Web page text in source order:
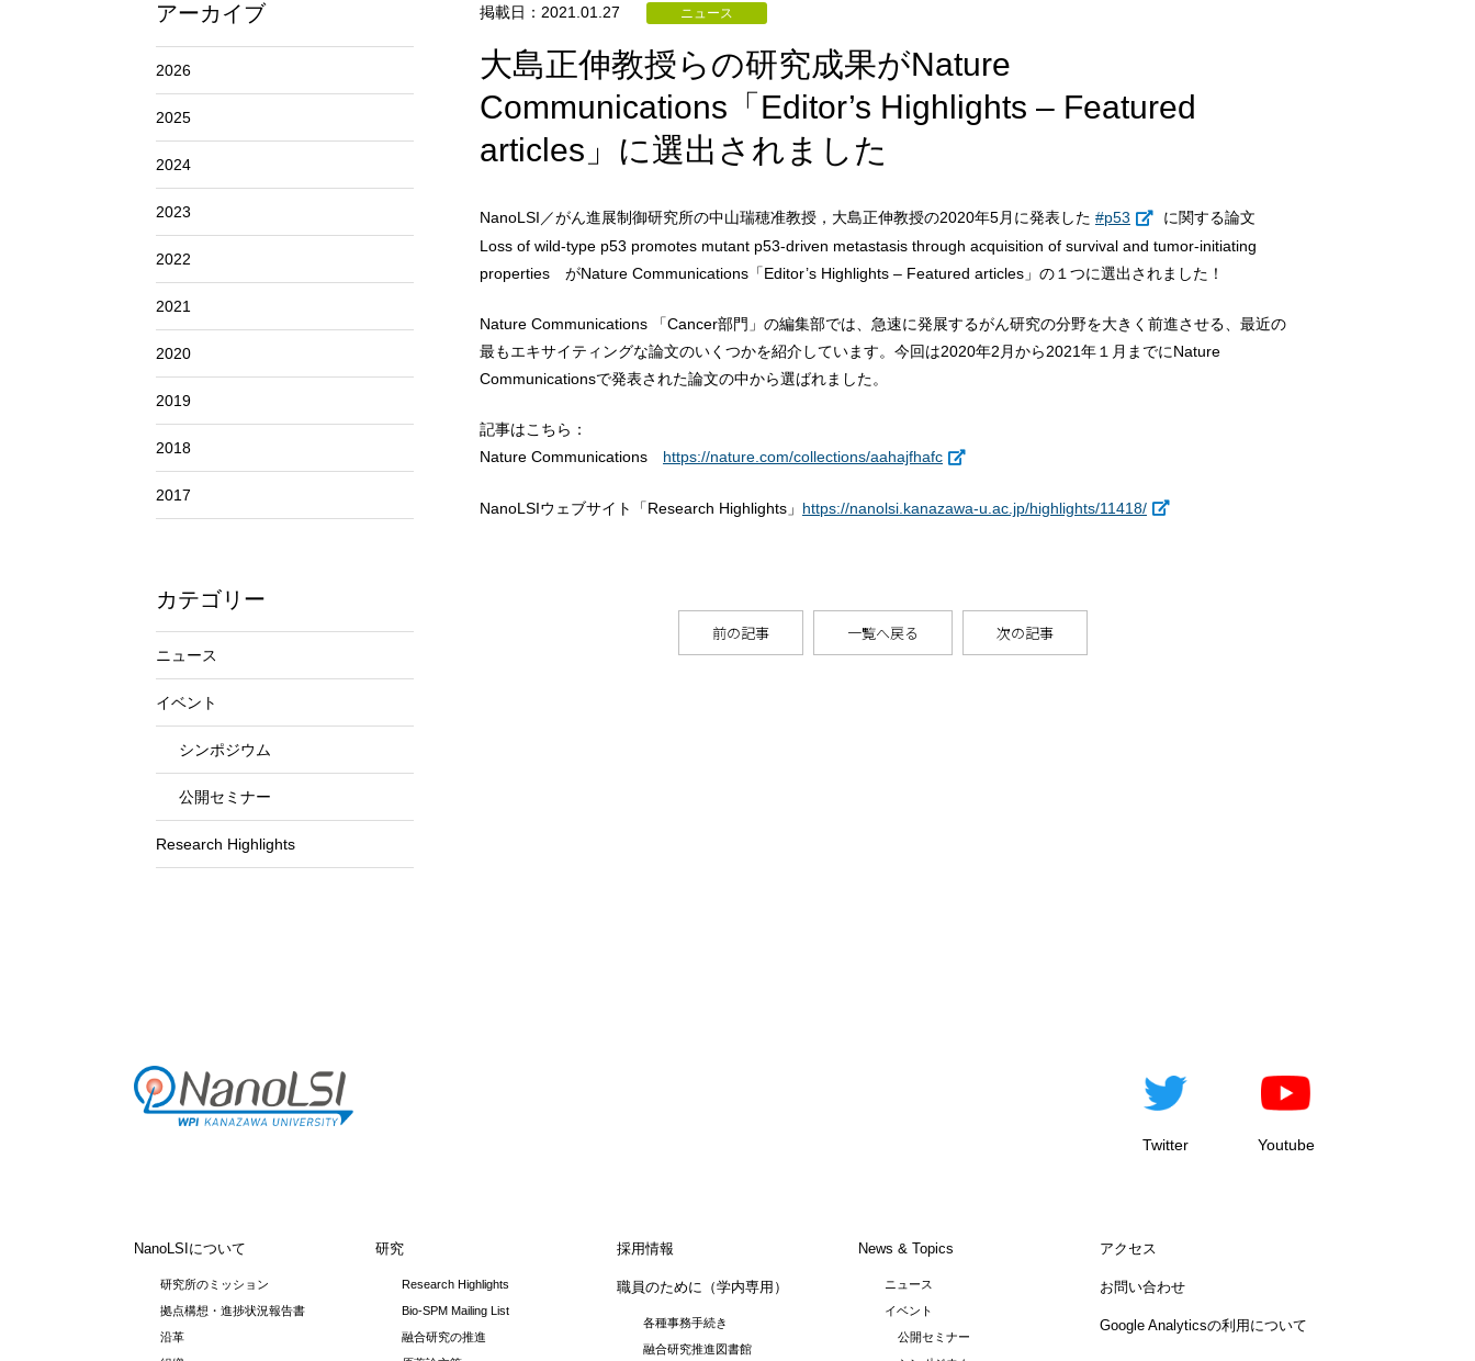
アーカイブ
2026
2025
2024
2023
2022
2021
2020
2019
2018
2017
カテゴリー
ニュース
イベント
シンポジウム
公開セミナー
Research Highlights
掲載日：2021.01.27 ニュース
大島正伸教授らの研究成果がNature
Communications「Editor’s Highlights – Featured
articles」に選出されました
NanoLSI／がん進展制御研究所の中山瑞穂准教授，大島正伸教授の2020年5月に発表した #p53
に関する論文
Loss of wild-type p53 promotes mutant p53-driven metastasis through acquisition of survival and tumor-initiating
properties がNature Communications「Editor’s Highlights – Featured articles」の１つに選出されました！
Nature Communications 「Cancer部門」の編集部では、急速に発展するがん研究の分野を大きく前進させる、最近の
最もエキサイティングな論文のいくつかを紹介しています。今回は2020年2月から2021年１月までにNature
Communicationsで発表された論文の中から選ばれました。
記事はこちら：
Nature Communications https://nature.com/collections/aahajfhafc
NanoLSIウェブサイト「Research Highlights」 https://nanolsi.kanazawa-u.ac.jp/highlights/11418/
前の記事 一覧へ戻る 次の記事
Twitter Youtube
NanoLSIについて
研究所のミッション
拠点構想・進捗状況報告書
沿革
研究
Research Highlights
Bio-SPM Mailing List
融合研究の推進
採用情報
職員のために（学内専用）
各種事務手続き
融合研究推進図書館
News & Topics
ニュース
イベント
公開セミナー
アクセス
お問い合わせ
Google Analyticsの利用について